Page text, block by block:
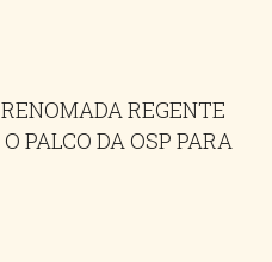
REGENTE
PALCO DA OSP PARA